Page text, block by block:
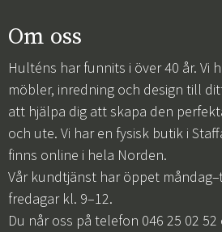
Sverige
Norge
Om oss
Hulténs har funnits i över 40 år. Vi
möbler, inredning och design till
att hjälpa dig att skapa den
och ute. Vi har en fysisk butik i
finns online i hela Norden.
Vår kundtjänst har öppet
fredagar kl. 9–12.
Du når oss på telefon 046 25 02 52